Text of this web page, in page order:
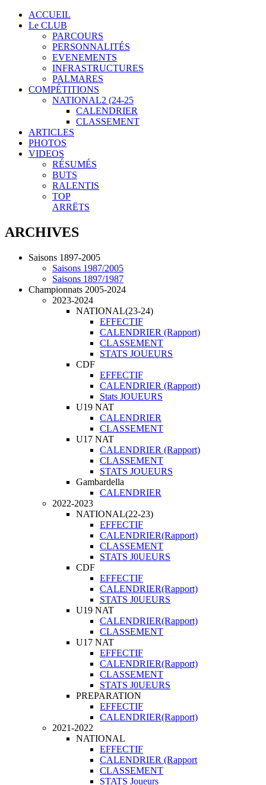
ACCUEIL
Le CLUB
PARCOURS
PERSONNALITÉS
EVENEMENTS
INFRASTRUCTURES
PALMARES
COMPÉTITIONS
NATIONAL2 (24-25
CALENDRIER
CLASSEMENT
ARTICLES
PHOTOS
VIDEOS
RÉSUMÉS
BUTS
RALENTIS
TOP
ARRËTS
ARCHIVES
Saisons 1897-2005
Saisons 1987/2005
Saisons 1897/1987
Championnats 2005-2024
2023-2024
NATIONAL(23-24)
EFFECTIF
CALENDRIER (Rapport)
CLASSEMENT
STATS JOUEURS
CDF
EFFECTIF
CALENDRIER (Rapport)
Stats JOUEURS
U19 NAT
CALENDRIER
CLASSEMENT
U17 NAT
CALENDRIER (Rapport)
CLASSEMENT
STATS JOUEURS
Gambardella
CALENDRIER
2022-2023
NATIONAL(22-23)
EFFECTIF
CALENDRIER(Rapport)
CLASSEMENT
STATS J0UEURS
CDF
EFFECTIF
CALENDRIER(Rapport)
STATS J0UEURS
U19 NAT
CALENDRIER(Rapport)
CLASSEMENT
U17 NAT
EFFECTIF
CALENDRIER(Rapport)
CLASSEMENT
STATS J0UEURS
PREPARATION
EFFECTIF
CALENDRIER(Rapport)
2021-2022
NATIONAL
EFFECTIF
CALENDRIER (Rapport
CLASSEMENT
STATS Joueurs